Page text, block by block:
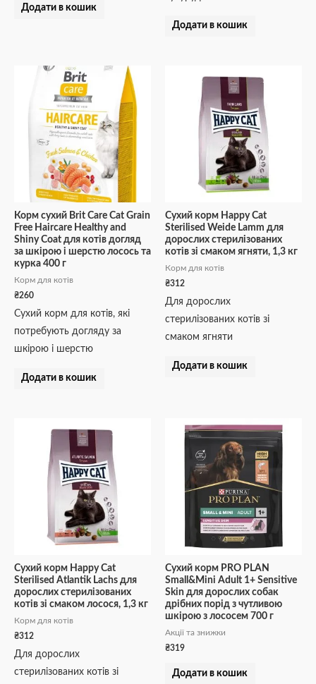
Додати в кошик
Додати в кошик
Корм сухий Brit Care Cat Grain
Free Haircare Healthy and
Shiny Coat для котів догляд
за шкірою і шерстю лосось та
курка 400 г
Корм для котів
₴260
Сухий корм для котів, які
потребують догляду за
шкірою і шерстю
Додати в кошик
Сухий корм Happy Cat
Sterilised Weide Lamm для
дорослих стерилізованих
котів зі смаком ягняти, 1,3 кг
Корм для котів
₴312
Для дорослих
стерилізованих котів зі
смаком ягняти
Додати в кошик
Сухий корм Happy Cat
Sterilised Atlantik Lachs для
дорослих стерилізованих
котів зі смаком лосося, 1,3 кг
Корм для котів
₴312
Для дорослих
стерилізованих котів зі
Сухий корм PRO PLAN
Small&Mini Adult 1+ Sensitive
Skin для дорослих собак
дрібних порід з чутливою
шкірою з лососем 700 г
Акції та знижки
₴319
Додати в кошик